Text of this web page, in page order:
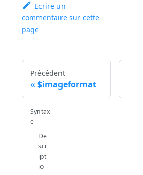
Ecrire un
commentaire sur cette
page
Précédent
$imageformat
Syntax
e
De
scr
ipt
io